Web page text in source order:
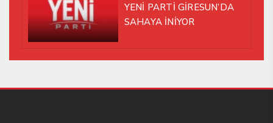
YENİ PARTİ GİRESUN’DA
SAHAYA İNİYOR